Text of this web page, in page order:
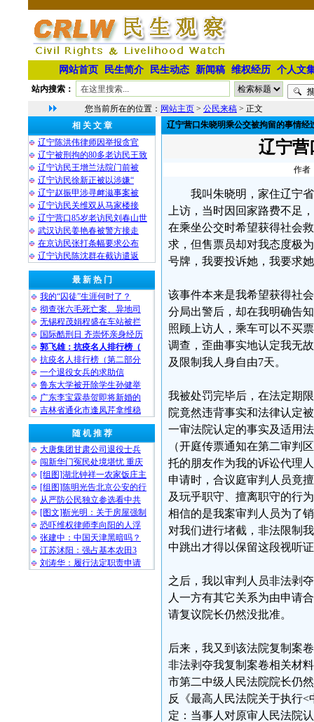
网站首页 民生简介 民生动态 新闻稿 维权经历 个人文
站内搜索：
您当前所在的位置： 网站主页 > 公民来稿 > 正文
相 关 文 章
辽宁陈洪伟律师因举报贪官
辽宁被刑拘的80多老访民王致
辽宁访民王增兰法院门前被
辽宁访民徐新正被以涉嫌“
辽宁赵振甲涉寻衅滋事案被
辽宁访民关维双从马家楼接
辽宁营口85岁老访民刘春山世
武汉访民姜艳春被警方接走
在京访民张打条幅要求公布
辽宁访民陈沈群在截访遣返
最 新 热 门
我的“囚徒”生涯何时了？
彻查张六毛死亡案、异地司
无锡程茂娟程盛在车站被拦
国际酷刑日 齐崇怀亲身经历
郭飞雄：抗疫名人排行榜（
抗疫名人排行榜（第二部分
一个退役女兵的求助信
鲁东大学被开除学生孙健举
广东李宝霖恭贺即将新婚的
吉林省通化市逢凤芹拿维稳
随 机 推 荐
大唐集团甘肃公司退役士兵
闯新华门冤民处境堪忧 重庆
[组图]湖北钟祥一农家饭庄主
[组图]陈明光告北京公安的行
从严防公民独立参选看中共
[图文]靳光明：关于房屋强制
恐吓维权律师李向阳的人浮
张建中：中国天津黑暗吗？
江苏沭阳：强占基本农田3
刘涛华：履行法定职责申请
辽宁营口朱晓明乘公交被拘留的事情经
辽宁营
作者
我叫朱晓明，家住辽宁
上访，当时因回家路费不足
在乘坐公交时希望获得社会
求，但售票员却对我态度极
号牌，我要投诉她，我要求
该事件本来是我希望获得社
分局出警后，却在我明确告
照顾上访人，乘车可以不买
调查，歪曲事实地认定我无
及限制我人身自由7天。
我被处罚完毕后，在法定期
院竟然违背事实和法律认定
一审法院认定的事实及适用
（开庭传票通知在第二审判
托的朋友作为我的诉讼代理
申请时，合议庭审判人员竟
及玩乎职守、擅离职守的行
相信的是我案审判人员为了
对我们进行堵截，非法限制
中跳出才得以保留这段视听
之后，我以审判人员非法剥
人一方有其它关系为由申请
请复议院长仍然没批准。
后来，我又到该法院复制案
非法剥夺我复制案卷相关材
市第二中级人民法院院长仍
反《最高人民法院关于执行
定：当事人对原审人民法院